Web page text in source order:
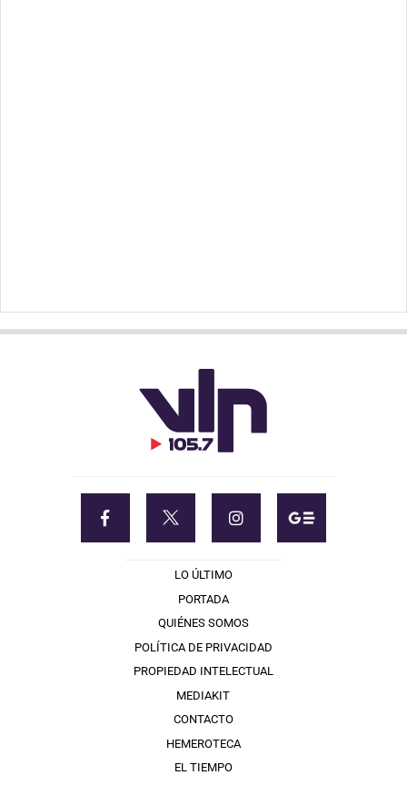
LO ÚLTIMO
PORTADA
QUIÉNES SOMOS
POLÍTICA DE PRIVACIDAD
PROPIEDAD INTELECTUAL
MEDIAKIT
CONTACTO
HEMEROTECA
EL TIEMPO